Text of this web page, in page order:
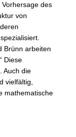
Vorhersage des
von
Brünn arbeiten
Diese
Auch die
vielfältig,
mathematische